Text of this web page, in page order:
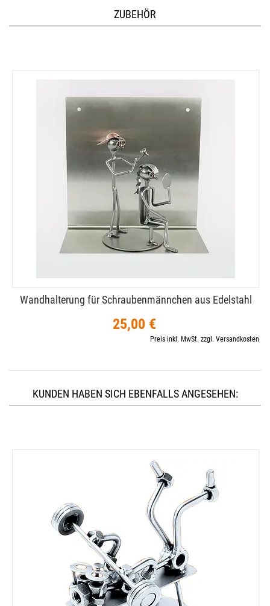
ZUBEHÖR
Wandhalterung für Schraubenmännchen aus Edelstahl
25,00 €
Preis inkl. MwSt. zzgl. Versandkosten
KUNDEN HABEN SICH EBENFALLS ANGESEHEN: